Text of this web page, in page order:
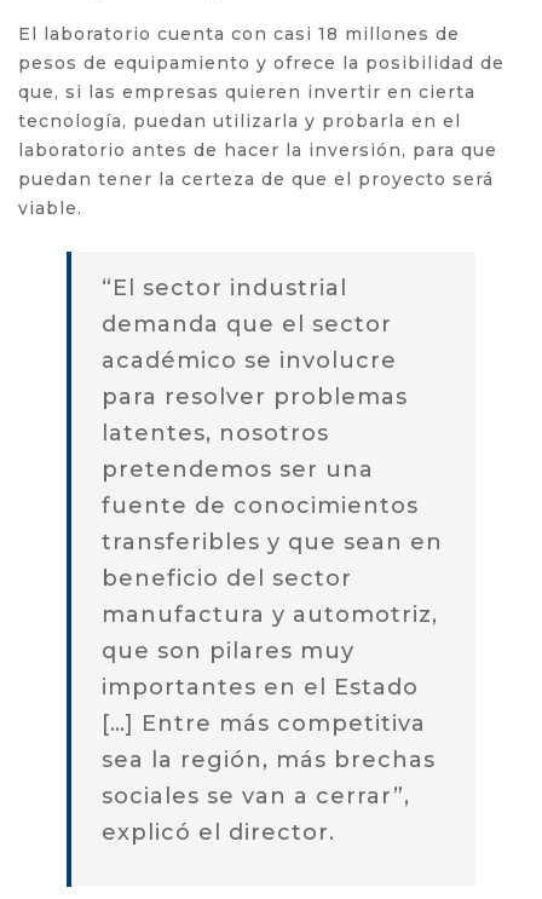
El laboratorio cuenta con casi 18 millones de
pesos de equipamiento y ofrece la posibilidad de
que, si las empresas quieren invertir en cierta
tecnología, puedan utilizarla y probarla en el
laboratorio antes de hacer la inversión, para que
puedan tener la certeza de que el proyecto será
viable.
“El sector industrial
demanda que el sector
académico se involucre
para resolver problemas
latentes, nosotros
pretendemos ser una
fuente de conocimientos
transferibles y que sean en
beneficio del sector
manufactura y automotriz,
que son pilares muy
importantes en el Estado
[…] Entre más competitiva
sea la región, más brechas
sociales se van a cerrar”,
explicó el director.